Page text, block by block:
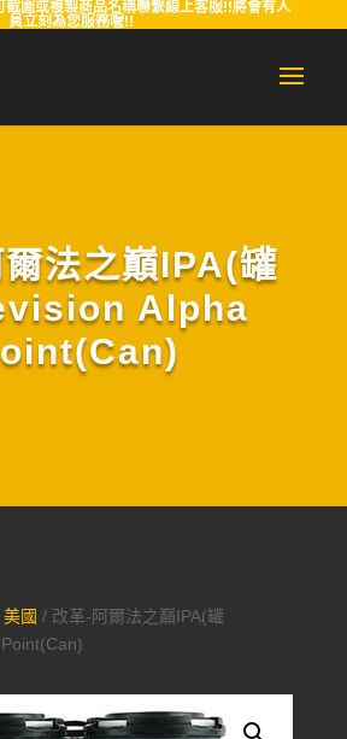
截圖或複製商品名稱聯繫線上客服!!將會有人
員立刻為您服務喔!!
法之巔IPA(罐
Alpha
美國 / 改革-阿爾法之巔IPA(罐